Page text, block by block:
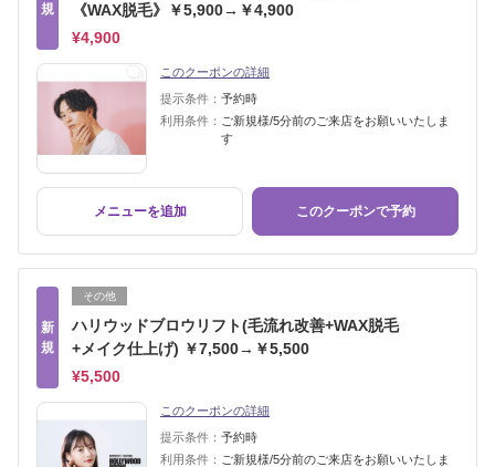
規
《WAX脱毛》￥5,900→￥4,900
¥4,900
このクーポンの詳細
提示条件： 予約時
利用条件： ご新規様/5分前のご来店をお願いいたしま
す
メニューを追加 このクーポンで予約
新
規
その他
ハリウッドブロウリフト(毛流れ改善+WAX脱毛
+メイク仕上げ) ￥7,500→￥5,500
¥5,500
このクーポンの詳細
提示条件： 予約時
利用条件： ご新規様/5分前のご来店をお願いいたしま